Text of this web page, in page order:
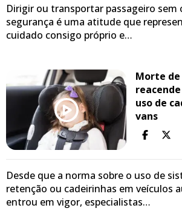
Dirigir ou transportar passageiro sem
segurança é uma atitude que
cuidado consigo próprio e…
Morte de
uso de
vans
Desde que a norma sobre o uso de
retenção ou cadeirinhas em veículos
entrou em vigor, especialistas…